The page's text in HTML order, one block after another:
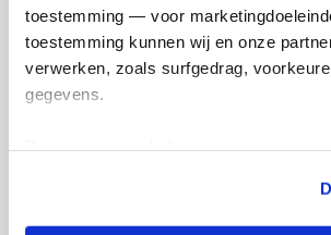
toestemming — voor
toestemming kunnen wij en onze
verwerken, zoals surfgedrag,
gegevens.
tonen. Je kunt je toestemming op elk
intrekken via Cookie instellingen
Ik wil bijdragen aan de
Doneer nu